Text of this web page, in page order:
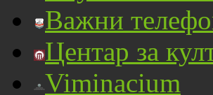
Важни
Центар за
Viminacium